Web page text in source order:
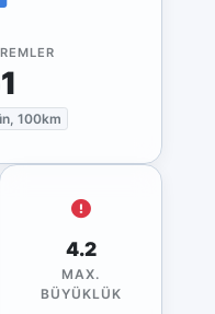
100km
4.2
MAX.
BÜYÜKLÜK